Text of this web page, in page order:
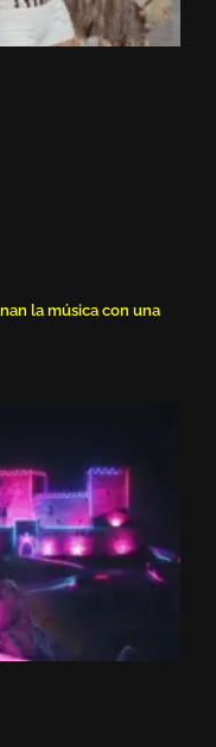
la música con una